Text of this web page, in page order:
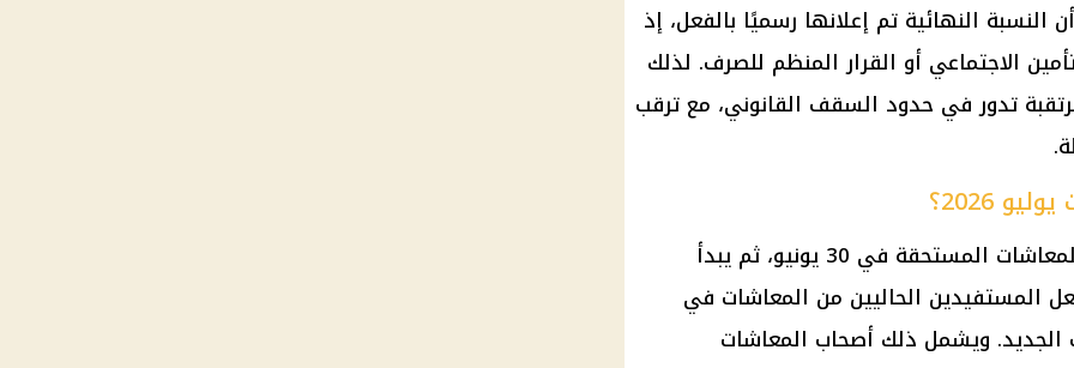
النهائية تم إعلانها رسميًا بالفعل، إذ
الاجتماعي أو القرار المنظم للصرف. لذلك
تدور في حدود السقف القانوني، مع ترقب
2026؟
المستحقة في 30 يونيو، ثم يبدأ
المستفيدين الحاليين من المعاشات في
الجديد. ويشمل ذلك أصحاب المعاشات